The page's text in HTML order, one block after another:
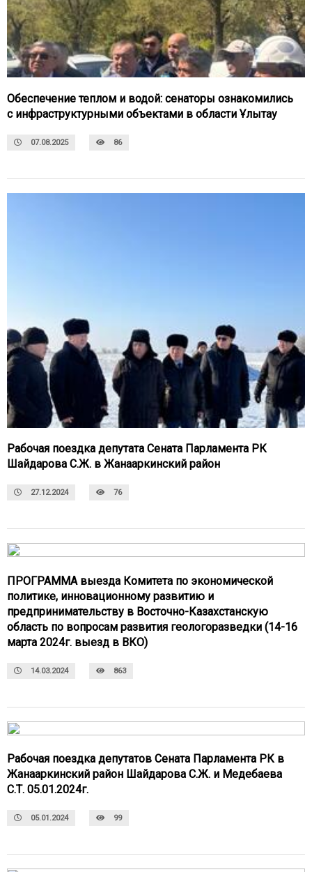
Обеспечение теплом и водой: сенаторы ознакомились
с инфраструктурными объектами в области Ұлытау
07.08.2025 86
Рабочая поездка депутата Сената Парламента РК
Шайдарова С.Ж. в Жанааркинский район
27.12.2024 76
ПРОГРАММА выезда Комитета по экономической
политике, инновационному развитию и
предпринимательству в Восточно-Казахстанскую
область по вопросам развития геологоразведки (14-16
марта 2024г. выезд в ВКО)
14.03.2024 863
Рабочая поездка депутатов Сената Парламента РК в
Жанааркинский район Шайдарова С.Ж. и Медебаева
С.Т. 05.01.2024г.
05.01.2024 99